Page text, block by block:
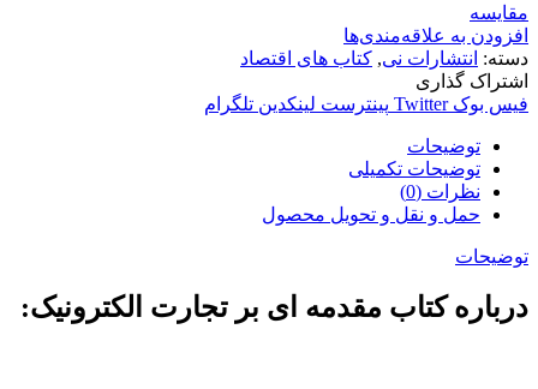
مقایسه
افزودن به علاقه‌مندی‌ها
دسته: انتشارات نی, کتاب های اقتصاد
اشتراک گذاری
فیس بوک Twitter پینترست لینکدین تلگرام
توضیحات
توضیحات تکمیلی
نظرات (0)
حمل و نقل و تحویل محصول
توضیحات
درباره کتاب مقدمه‌ ای بر تجارت الکترونیک: